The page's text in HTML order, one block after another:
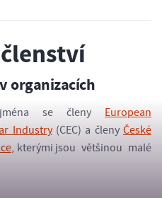
organizacích
se členy European
Industry(CEC) a členy České
, kterými jsou většinou malé